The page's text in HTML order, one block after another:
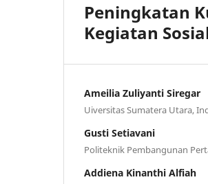
Peningkatan
Kegiatan
Ameilia Zuliyanti Siregar
Uiversitas Sumatera Utara,
Gusti Setiavani
Politeknik Pembangunan
Addiena Kinanthi Alfiah